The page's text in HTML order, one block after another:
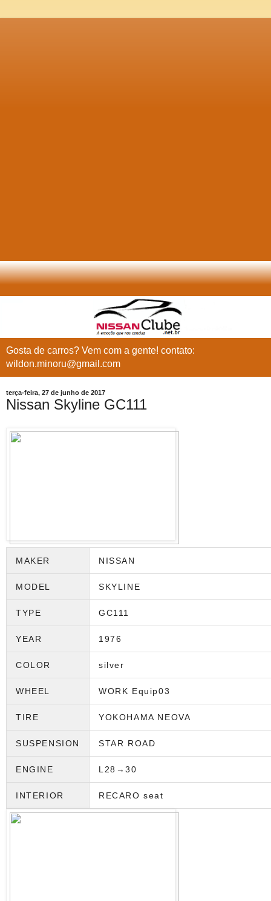
Gosta de carros? Vem com a gente! contato:
wildon.minoru@gmail.com
terça-feira, 27 de junho de 2017
Nissan Skyline GC111
MAKER NISSAN
MODEL SKYLINE
TYPE GC111
YEAR 1976
COLOR silver
WHEEL WORK Equip03
TIRE YOKOHAMA NEOVA
SUSPENSION STAR ROAD
ENGINE L28→30
INTERIOR RECARO seat